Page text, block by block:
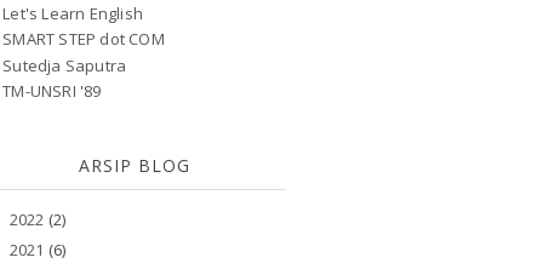
Let's Learn English
SMART STEP dot COM
Sutedja Saputra
TM-UNSRI '89
ARSIP BLOG
2022 (2)
2021 (6)